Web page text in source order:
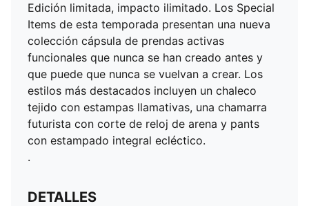
Edición limitada, impacto ilimitado. Los Special
Items de esta temporada presentan una nueva
colección cápsula de prendas activas
funcionales que nunca se han creado antes y
que puede que nunca se vuelvan a crear. Los
estilos más destacados incluyen un chaleco
tejido con estampas llamativas, una chamarra
futurista con corte de reloj de arena y pants
con estampado integral ecléctico.
.
DETALLES